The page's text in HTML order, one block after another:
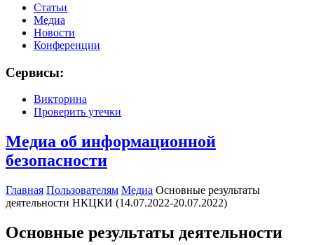
Статьи
Медиа
Новости
Конференции
Сервисы:
Викторина
Проверить утечки
Медиа об информационной
безопасности
Главная Пользователям Медиа Основные результаты
деятельности НКЦКИ (14.07.2022-20.07.2022)
Основные результаты деятельности